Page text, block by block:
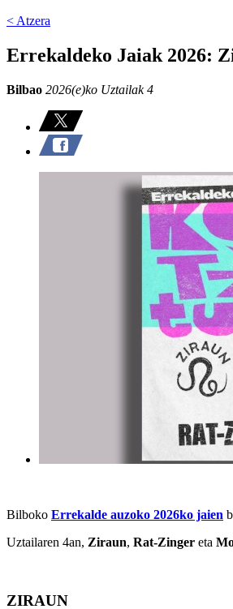
< Atzera
Errekaldeko Jaiak 2026:
Bilbao 2026(e)ko Uztailak 4
Bilboko Errekalde auzoko 2026ko jaien
Uztailaren 4an, Ziraun, Rat-Zinger eta
ZIRAUN